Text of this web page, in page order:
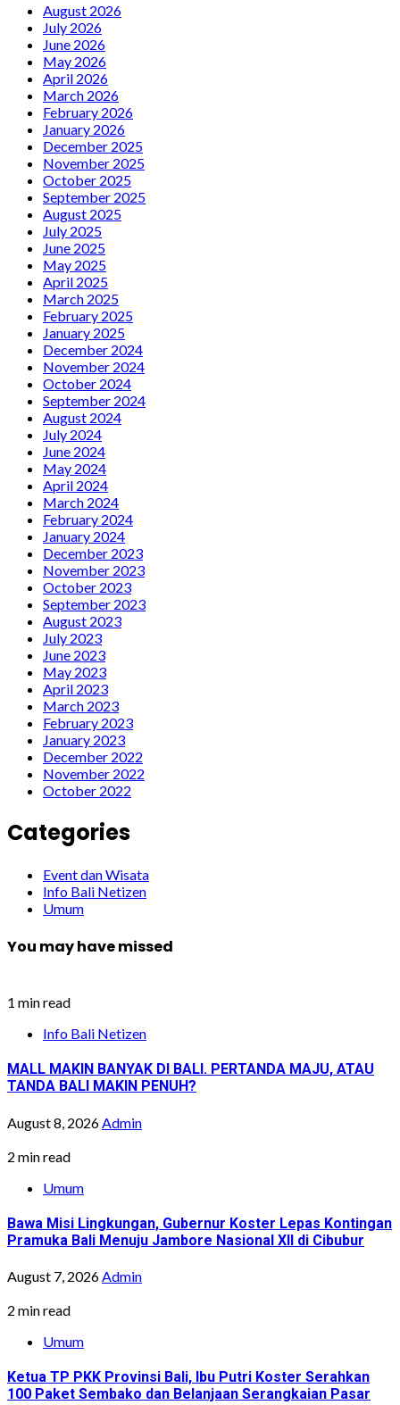
August 2026
July 2026
June 2026
May 2026
April 2026
March 2026
February 2026
January 2026
December 2025
November 2025
October 2025
September 2025
August 2025
July 2025
June 2025
May 2025
April 2025
March 2025
February 2025
January 2025
December 2024
November 2024
October 2024
September 2024
August 2024
July 2024
June 2024
May 2024
April 2024
March 2024
February 2024
January 2024
December 2023
November 2023
October 2023
September 2023
August 2023
July 2023
June 2023
May 2023
April 2023
March 2023
February 2023
January 2023
December 2022
November 2022
October 2022
Categories
Event dan Wisata
Info Bali Netizen
Umum
You may have missed
1 min read
Info Bali Netizen
MALL MAKIN BANYAK DI BALI. PERTANDA MAJU, ATAU
TANDA BALI MAKIN PENUH?
August 8, 2026 Admin
2 min read
Umum
Bawa Misi Lingkungan, Gubernur Koster Lepas Kontingan
Pramuka Bali Menuju Jambore Nasional XII di Cibubur
August 7, 2026Admin
2 min read
Umum
Ketua TP PKK Provinsi Bali, Ibu Putri Koster Serahkan
100 Paket Sembako dan Belanjaan Serangkaian Pasar